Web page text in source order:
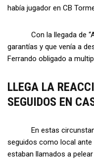
había jugador en CB
Con la llegada de
garantías y que venía a
Ferrando obligado a
LLEGA LA
SEGUIDOS EN
En estas
seguidos como local ante
estaban llamados a